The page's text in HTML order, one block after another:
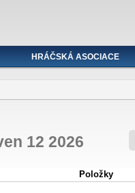
HRÁČSKÁ ASOCIACE
12 2026
Položky